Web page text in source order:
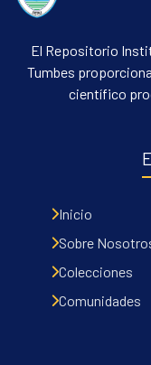
El Repositorio
Tumbes
científico
Inicio
Sobre
Colecciones
Comunidades